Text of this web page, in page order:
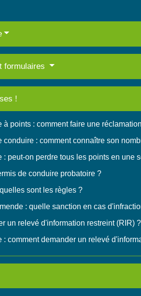
formulaires
!
à points : comment faire une
conduire : comment connaître son
: peut-on perdre tous les points en une
de conduire probatoire ?
sont les règles ?
: quelle sanction en cas
un relevé d'information restreint (RIR) ?
: comment demander un relevé